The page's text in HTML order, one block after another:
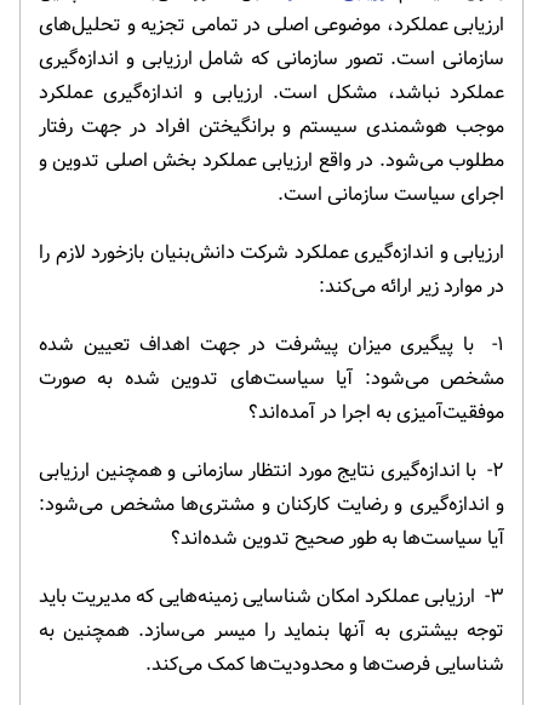
ارزیابی عملکرد، موضوعی اصلی در تمامی تجزیه و تحلیل‌های
سازمانی است. تصور سازمانی که شامل ارزیابی و اندازه‌گیری
عملکرد نباشد، مشکل است. ارزیابی و اندازه‌گیری عملکرد
موجب هوشمندی سیستم و برانگیختن افراد در جهت رفتار
مطلوب می‌شود. در واقع ارزیابی عملکرد بخش اصلی تدوین و
اجرای سیاست سازمانی است.
ارزیابی و اندازه‌گیری عملکرد شرکت دانش‌بنیان بازخورد لازم را
در موارد زیر ارائه می‌کند:
۱- با پیگیری میزان پیشرفت در جهت اهداف تعیین شده
مشخص می‌شود: آیا سیاست‌های تدوین شده به صورت
موفقیت‌آمیزی به اجرا در آمده‌اند؟
۲- با اندازه‌گیری نتایج مورد انتظار سازمانی و همچنین ارزیابی
و اندازه‌گیری و رضایت کارکنان و مشتری‌ها مشخص می‌شود:
آیا سیاست‌ها به طور صحیح تدوین شده‌اند؟
۳- ارزیابی عملکرد امکان شناسایی زمینه‌هایی که مدیریت باید
توجه بیشتری به آنها بنماید را میسر می‌سازد. همچنین به
شناسایی فرصت‌ها و محدودیت‌ها کمک می‌کند.